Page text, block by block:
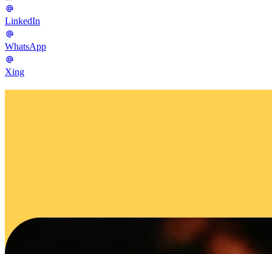
LinkedIn
WhatsApp
Xing